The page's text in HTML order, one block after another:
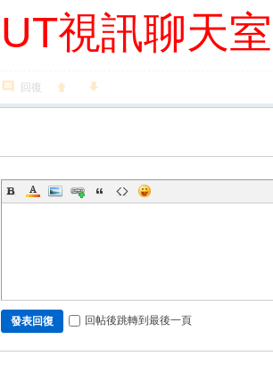
UT視訊聊天室
回復
發表回復 回帖後跳轉到最後一頁